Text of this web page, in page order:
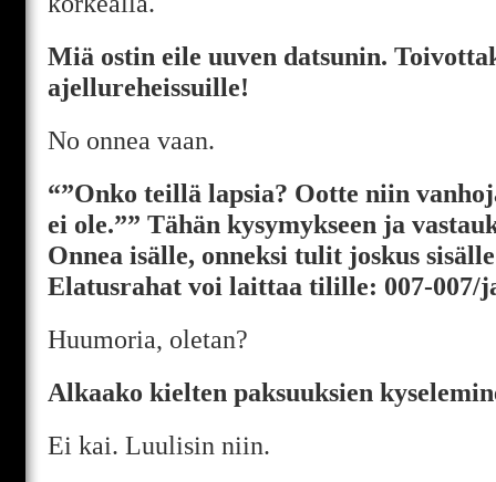
Miä ostin eile uuven datsunin.
ajellureheissuille!
No onnea vaan.
“”Onko teillä lapsia? Ootte niin
ei ole.”” Tähän kysymykseen ja
Onnea isälle, onneksi tulit joskus
Elatusrahat voi laittaa tilille: 007-007/
Huumoria, oletan?
Alkaako kielten paksuuksien
Ei kai. Luulisin niin.